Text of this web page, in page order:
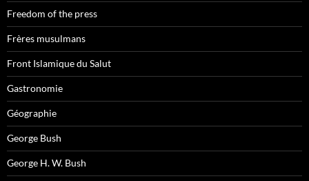
Freedom of the press
Frères musulmans
Front Islamique du Salut
Gastronomie
Géographie
George Bush
George H. W. Bush